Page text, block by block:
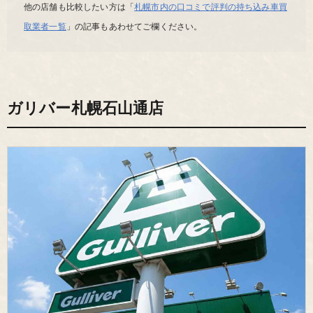
他の店舗も比較したい方は「札幌市内の口コミで評判の持ち込み車買
取業者一覧」の記事もあわせてご欄ください。
ガリバー札幌石山通店